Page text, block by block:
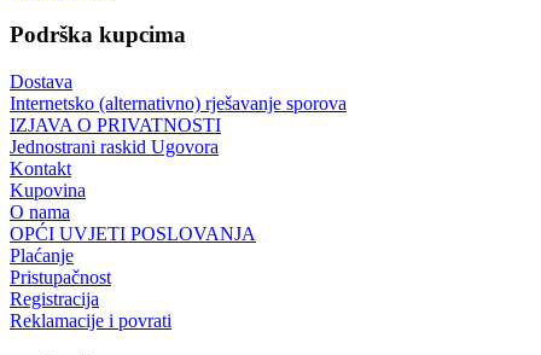
Podrška kupcima
Dostava
Internetsko (alternativno) rješavanje sporova
IZJAVA O PRIVATNOSTI
Jednostrani raskid Ugovora
Kontakt
Kupovina
O nama
OPĆI UVJETI POSLOVANJA
Plaćanje
Pristupačnost
Registracija
Reklamacije i povrati